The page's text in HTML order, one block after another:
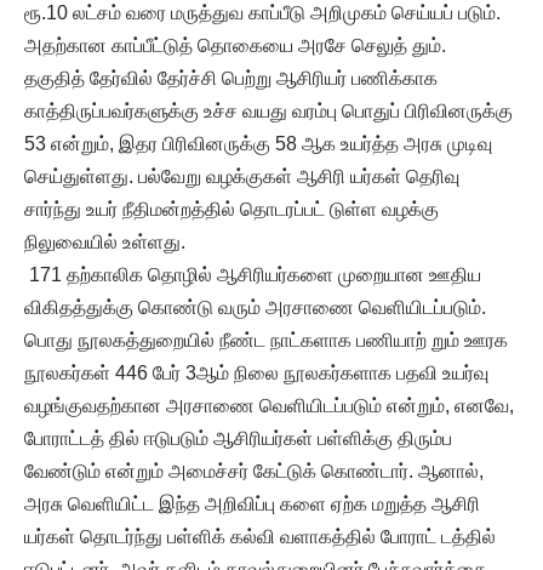
ரூ.10 லட்சம் வரை மருத்துவ காப்பீடு அறிமுகம் செய்யப் படும்.
அதற்கான காப்பீட்டுத் தொகையை அரசே செலுத் தும்.
தகுதித் தேர்வில் தேர்ச்சி பெற்று ஆசிரியர் பணிக்காக
காத்திருப்பவர்களுக்கு உச்ச வயது வரம்பு பொதுப் பிரிவினருக்கு
53 என்றும், இதர பிரிவினருக்கு 58 ஆக உயர்த்த அரசு முடிவு
செய்துள்ளது. பல்வேறு வழக்குகள் ஆசிரி யர்கள் தெரிவு
சார்ந்து உயர் நீதிமன்றத்தில் தொடரப்பட் டுள்ள வழக்கு
நிலுவையில் உள்ளது.
171 தற்காலிக தொழில் ஆசிரியர்களை முறையான ஊதிய
விகிதத்துக்கு கொண்டு வரும் அரசாணை வெளியிடப்படும்.
பொது நூலகத்துறையில் நீண்ட நாட்களாக பணியாற் றும் ஊரக
நூலகர்கள் 446 பேர் 3ஆம் நிலை நூலகர்களாக பதவி உயர்வு
வழங்குவதற்கான அரசாணை வெளியிடப்படும் என்றும், எனவே,
போராட்டத் தில் ஈடுபடும் ஆசிரியர்கள் பள்ளிக்கு திரும்ப
வேண்டும் என்றும் அமைச்சர் கேட்டுக் கொண்டார். ஆனால்,
அரசு வெளியிட்ட இந்த அறிவிப்பு களை ஏற்க மறுத்த ஆசிரி
யர்கள் தொடர்ந்து பள்ளிக் கல்வி வளாகத்தில் போராட் டத்தில்